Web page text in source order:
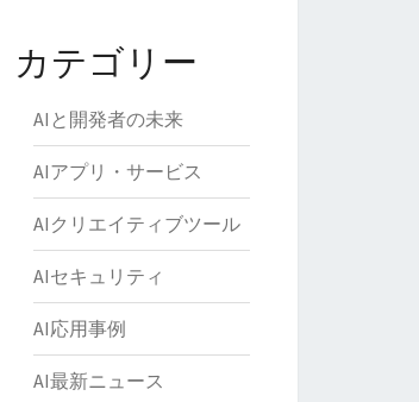
カテゴリー
AIと開発者の未来
AIアプリ・サービス
AIクリエイティブツール
AIセキュリティ
AI応用事例
AI最新ニュース